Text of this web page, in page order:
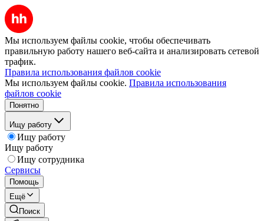
Мы используем файлы cookie, чтобы обеспечивать
правильную работу нашего веб-сайта и анализировать сетевой
трафик.
Правила использования файлов cookie
Мы используем файлы cookie. Правила использования
файлов cookie
Понятно
Ищу работу
Ищу работу
Ищу работу
Ищу сотрудника
Сервисы
Помощь
Ещё
Поиск